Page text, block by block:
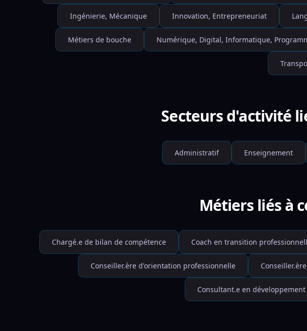
Ingénierie, Mécanique Innovation, Entrepreneuriat
Métiers de bouche Numérique, Digital, Informatique,
Secteurs d'activité
Administratif Enseignement
Métiers liés à
Chargé.e de bilan de compétence Coach en transition
Conseiller.ère d'orientation professionnelle
Consultant.e en